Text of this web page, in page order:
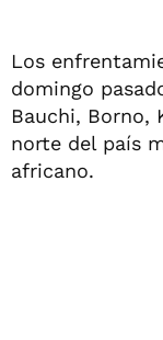
Los
domingo
Bauchi, Borno,
norte del país
africano.